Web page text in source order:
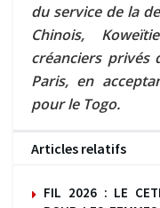
du service de la
Chinois,
créanciers privés
Paris, en
pour le Togo.
Articles relatifs
FIL 2026 : LE